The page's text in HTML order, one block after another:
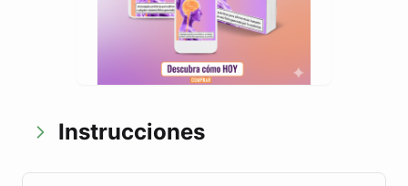
Instrucciones